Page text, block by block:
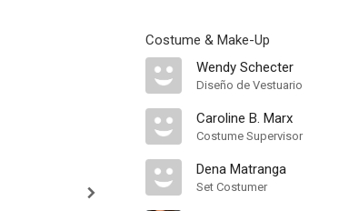
Costume & Make-Up
Wendy Schecter
Diseño de Vestuario
Caroline B. Marx
Costume Supervisor
Dena Matranga
Set Costumer